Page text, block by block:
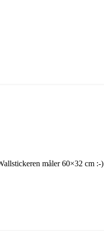
måler 60×32 cm :-)